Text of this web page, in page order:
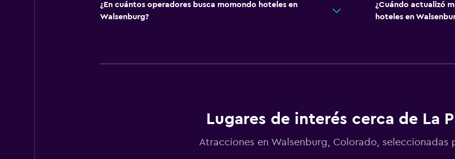
¿En cuántos operadores busca momondo hoteles en
Walsenburg?
¿Cuándo actualizó
hoteles en
Lugares de interés cerca de La
Atracciones en Walsenburg, Colorado, seleccionadas